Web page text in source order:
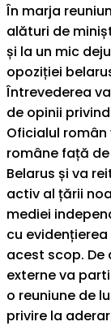
În marja
alături de
și la un mic
opoziției
Întrevederea
de opinii
Oficialul
române față
Belarus și va
activ al țării
mediei
cu
acest scop. De
externe va
o reuniune de
privire la